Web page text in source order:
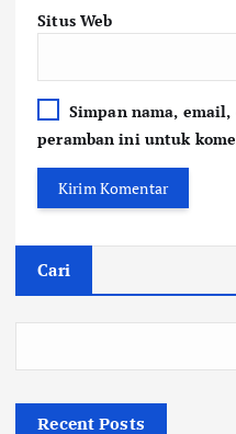
Situs Web
Simpan nama, email,
peramban ini untuk
Cari
Recent Posts